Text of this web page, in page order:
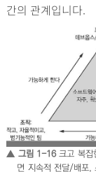
간의 관계입니다.
▲ 그림 1-16크고 복잡
면 지속적 전달/배포,